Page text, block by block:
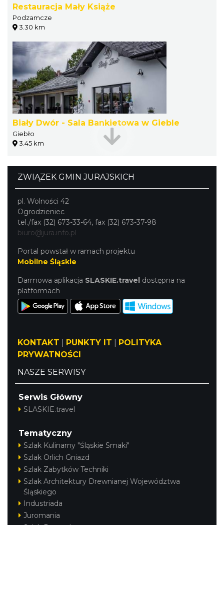
Restauracja Mały Książe
Podzamcze
3.30 km
Biały Dwór - Sala Bankietowa w Gieble
Giebło
3.45 km
ZWIĄZEK GMIN JURAJSKICH
pl. Wolności 42
Ogrodzieniec
tel./fax (32) 673-33-64, fax (32) 673-37-98
biuro@jura.info.pl
Portal powstał w ramach projektu
Mobilne Śląskie
Darmowa aplikacja SLASKIE.travel dostępna na
platformach
KONTAKT PUNKTY IT
POLITYKA
PRYWATNOŚCI
NASZE SERWISY
Serwis Główny
SLASKIE.travel
Tematyczny
Szlak Kulinarny "Śląskie Smaki"
Szlak Orlich Gniazd
Szlak Zabytków Techniki
Szlak Architektury Drewnianej Województwa
Śląskiego
Industriada
Juromania
Szlak Przyrody